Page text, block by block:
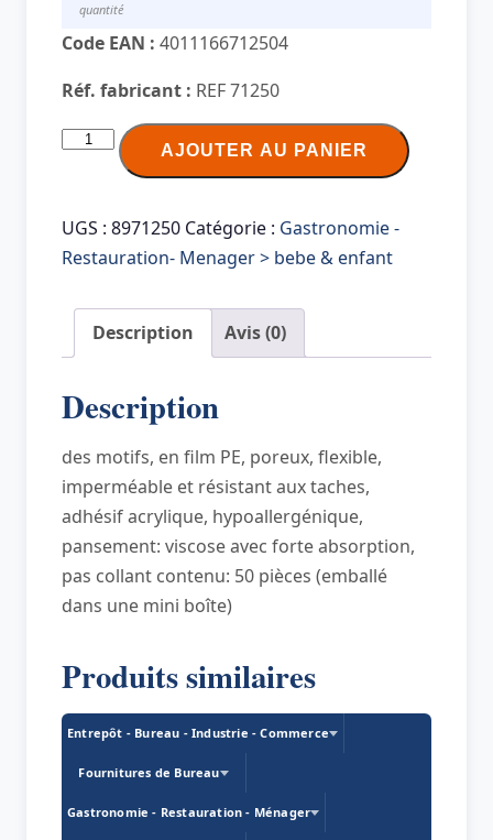
quantité
Code EAN : 4011166712504
Réf. fabricant : REF 71250
quantité
Pansement
pour
19
mm,
avec
AJOUTER AU PANIER
UGS : 8971250 Catégorie : Gastronomie -
Restauration- Menager > bebe & enfant
Description Avis (0)
Description
des motifs, en film PE, poreux, flexible,
imperméable et résistant aux taches,
adhésif acrylique, hypoallergénique,
pansement: viscose avec forte absorption,
pas collant contenu: 50 pièces (emballé
dans une mini boîte)
Produits similaires
Entrepôt - Bureau - Industrie - Commerce
Fournitures de Bureau
Gastronomie - Restauration - Ménager